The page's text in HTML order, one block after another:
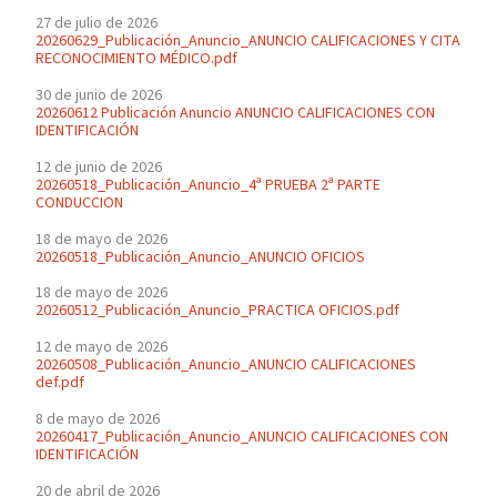
27 de julio de 2026
20260629_Publicación_Anuncio_ANUNCIO CALIFICACIONES Y CITA
RECONOCIMIENTO MÉDICO.pdf
30 de junio de 2026
20260612 Publicación Anuncio ANUNCIO CALIFICACIONES CON
IDENTIFICACIÓN
12 de junio de 2026
20260518_Publicación_Anuncio_4ª PRUEBA 2ª PARTE
CONDUCCION
18 de mayo de 2026
20260518_Publicación_Anuncio_ANUNCIO OFICIOS
18 de mayo de 2026
20260512_Publicación_Anuncio_PRACTICA OFICIOS.pdf
12 de mayo de 2026
20260508_Publicación_Anuncio_ANUNCIO CALIFICACIONES
def.pdf
8 de mayo de 2026
20260417_Publicación_Anuncio_ANUNCIO CALIFICACIONES CON
IDENTIFICACIÓN
20 de abril de 2026